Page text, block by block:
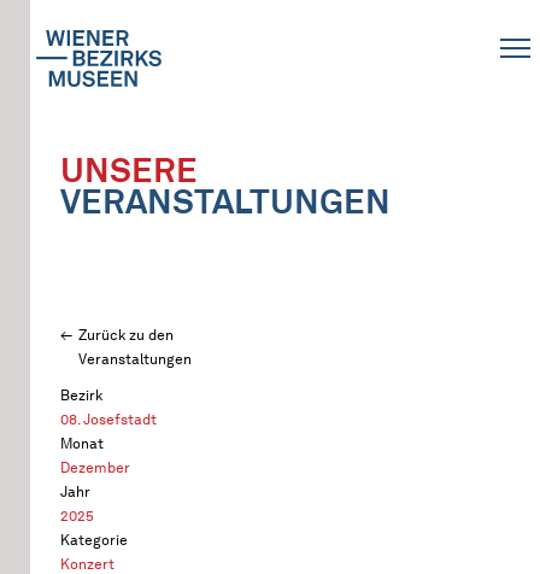
UNSERE
VERANSTALTUNGEN
Zurück zu den
Veranstaltungen
Bezirk
08. Josefstadt
Monat
Dezember
Jahr
2025
Kategorie
Konzert